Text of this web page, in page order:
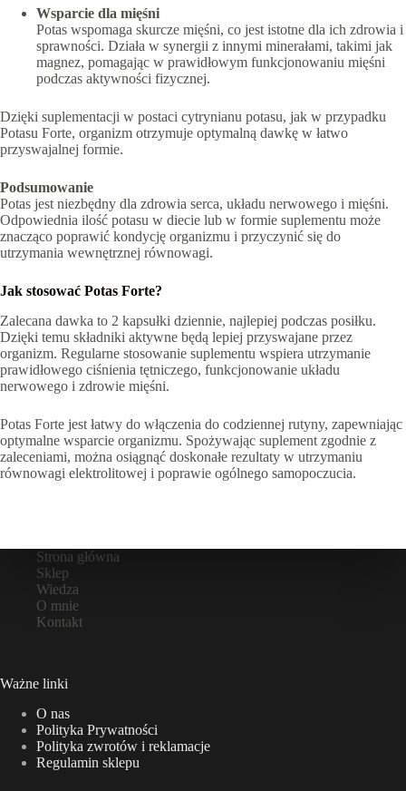
Wsparcie dla mięśni
Potas wspomaga skurcze mięśni, co jest istotne dla ich zdrowia i
sprawności. Działa w synergii z innymi minerałami, takimi jak
magnez, pomagając w prawidłowym funkcjonowaniu mięśni
podczas aktywności fizycznej.
Dzięki suplementacji w postaci cytrynianu potasu, jak w przypadku
Potasu Forte, organizm otrzymuje optymalną dawkę w łatwo
przyswajalnej formie.
Podsumowanie
Potas jest niezbędny dla zdrowia serca, układu nerwowego i mięśni.
Odpowiednia ilość potasu w diecie lub w formie suplementu może
znacząco poprawić kondycję organizmu i przyczynić się do
utrzymania wewnętrznej równowagi.
Jak stosować Potas Forte?
Zalecana dawka to 2 kapsułki dziennie, najlepiej podczas posiłku.
Dzięki temu składniki aktywne będą lepiej przyswajane przez
organizm. Regularne stosowanie suplementu wspiera utrzymanie
prawidłowego ciśnienia tętniczego, funkcjonowanie układu
nerwowego i zdrowie mięśni.
Potas Forte jest łatwy do włączenia do codziennej rutyny, zapewniając
optymalne wsparcie organizmu. Spożywając suplement zgodnie z
zaleceniami, można osiągnąć doskonałe rezultaty w utrzymaniu
równowagi elektrolitowej i poprawie ogólnego samopoczucia.
Strona główna
Sklep
Wiedza
O mnie
Kontakt
Ważne linki
O nas
Polityka Prywatności
Polityka zwrotów i reklamacje
Regulamin sklepu